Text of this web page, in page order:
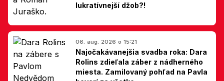
lukratívnejší džob?!
06. aug. 2026 o 15:21
Najočakávanejšia svadba roka: Dara
Rolins zdieľala záber z nádherného
miesta. Zamilovaný pohľad na Pavla